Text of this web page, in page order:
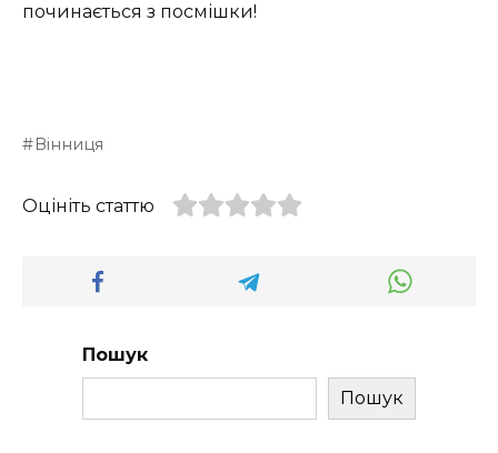
починається з посмішки!
Вінниця
Оцініть статтю
Пошук
Пошук